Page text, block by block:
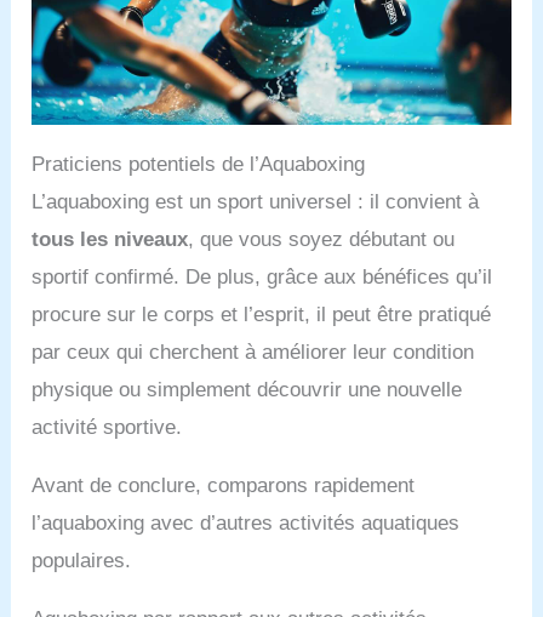
Praticiens potentiels de l’Aquaboxing
L’aquaboxing est un sport universel : il convient à
tous les niveaux, que vous soyez débutant ou
sportif confirmé. De plus, grâce aux bénéfices qu’il
procure sur le corps et l’esprit, il peut être pratiqué
par ceux qui cherchent à améliorer leur condition
physique ou simplement découvrir une nouvelle
activité sportive.
Avant de conclure, comparons rapidement
l’aquaboxing avec d’autres activités aquatiques
populaires.